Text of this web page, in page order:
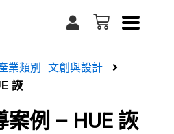
U
s
r
購
物
業類別
文創與設計
詼
例 – HUE 詼